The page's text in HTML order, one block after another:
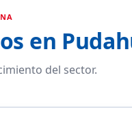
en
del sector.